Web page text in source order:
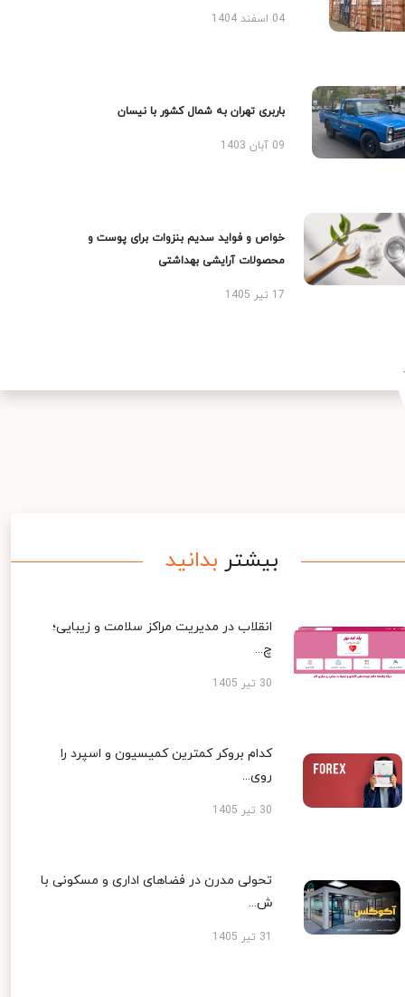
04 اسفند 1404
باربری تهران به شمال کشور با نیسان
09 آبان 1403
خواص و فواید سدیم بنزوات برای پوست و
محصولات آرایشی بهداشتی
17 تیر 1405
بیشتر بدانید
انقلاب در مدیریت مراکز سلامت و زیبایی؛
چ...
30 تیر 1405
کدام بروکر کمترین کمیسیون و اسپرد را
روی...
30 تیر 1405
تحولی مدرن در فضاهای اداری و مسکونی با
ش...